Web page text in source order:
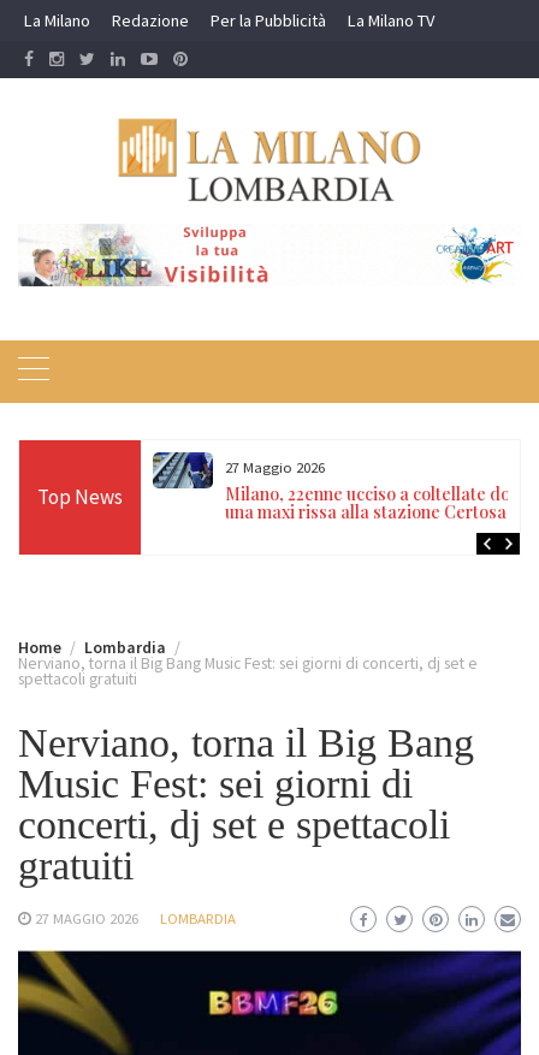
Skip
content
La Milano Redazione Per la Pubblicità La Milano TV
Top News
e
da oltre 14
27 Maggio 2026
Milano, 22enne ucciso a coltellate dopo
una maxi rissa alla stazione Certosa
Home Lombardia
Nerviano, torna il Big Bang Music Fest: sei giorni di concerti, dj set e
spettacoli gratuiti
Nerviano, torna il Big Bang
Music Fest: sei giorni di
concerti, dj set e spettacoli
gratuiti
27 MAGGIO 2026 LOMBARDIA